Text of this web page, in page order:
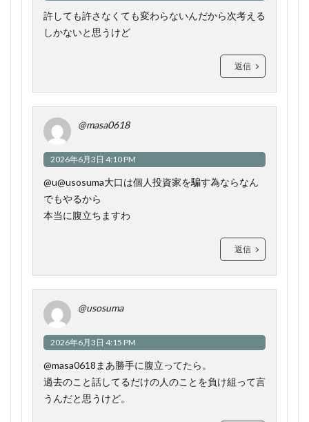
許しても許さなくても変わらないんだから次考える
しかないと思うけど
返信
@masa0618
2026年6月3日 4:10 PM
@u@usosuma大口は個人投資家を騙す為ならなん
でもやるから
本当に腹立ちますわ
返信
@usosuma
2026年6月3日 4:15 PM
@masa0618まあ勝手に腹立ってたら。
過去のこと話してるだけの人のことを負け組って言
うんだと思うけど。